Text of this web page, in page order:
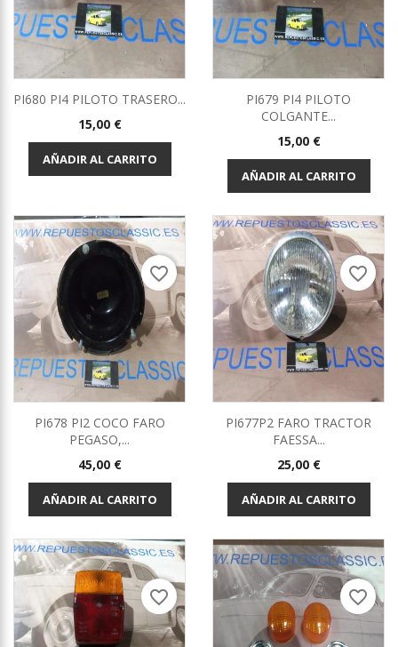
PI680 PI4 PILOTO TRASERO...
Precio
15,00 €
AÑADIR AL CARRITO
PI679 PI4 PILOTO
COLGANTE...
Precio
15,00 €
AÑADIR AL CARRITO
PI678 PI2 COCO FARO
PEGASO,...
Precio
45,00 €
AÑADIR AL CARRITO
favorite_border
PI677P2 FARO TRACTOR
FAESSA...
Precio
25,00 €
AÑADIR AL CARRITO
favorite_border
favorite_border favorite_border